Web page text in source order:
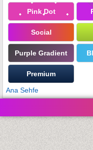
Pink Dot
Social
Purple Gradient
Premium
Ana Sehfe